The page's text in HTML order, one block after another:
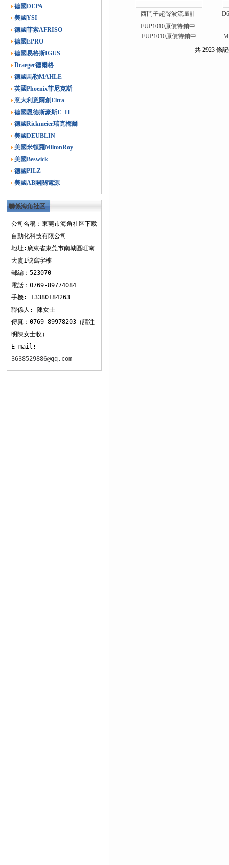
德國DEPA
美國YSI
德國菲索AFRISO
德國EPRO
德國易格斯IGUS
Draeger德爾格
德國馬勒MAHLE
英國Phoenix菲尼克斯
意大利意爾創Eltra
德國恩德斯豪斯E+H
德國Rickmeier瑞克梅爾
美國DEUBLIN
美國米頓羅MiltonRoy
美國Beswick
德國PILZ
美國AB開關電源
聯係海角社区
下载
公司名稱：東莞市海角社区下载
自動化科技有限公司
地址:廣東省東莞市南城區旺南
大廈1號寫字樓
郵編：523070
電話：0769-89774084
手機: 13380184263
聯係人: 陳女士
傳真：0769-89978203（請注
明陳女士收）
E-mail:
3638529886@qq.com
西門子超聲波流量計
FUP1010原價特銷中
共 2923 條